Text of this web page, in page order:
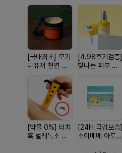
[국내최초] 모기
디퓨저 천연 계
[4.98후기검증]
빛나는 피부 오
[약물 0%] 터치
훅 벌레독소 흡
[24H 극강보습]
소이베베 아토